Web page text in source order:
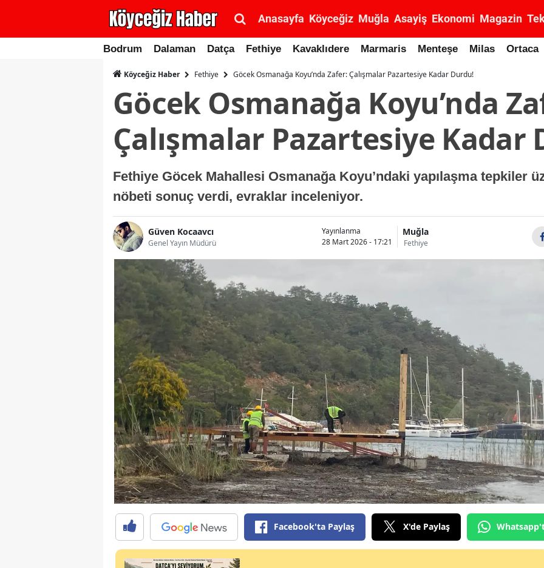
Anasayfa Köyceğiz Muğla Asayiş Ekonomi Magazin
Bodrum Dalaman Datça Fethiye Kavaklıdere Marmaris Menteşe Milas Ortaca
Köyceğiz Haber Fethiye Göcek Osmanağa Koyu’nda Zafer: Çalışmalar Pazartesiye Kadar Durdu!
Göcek Osmanağa Koyu’nda
Çalışmalar Pazartesiye Kadar
Fethiye Göcek Mahallesi Osmanağa Koyu’ndaki yapılaşma tepkiler
nöbeti sonuç verdi, evraklar inceleniyor.
Güven Kocaavcı
Genel Yayın Müdürü
Yayınlanma
28 Mart 2026 - 17:21
Muğla
Fethiye
Facebook'ta Paylaş X'de Paylaş